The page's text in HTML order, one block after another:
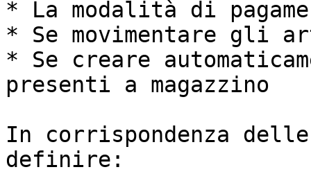
* La modalità di
* Se movimentare gli
* Se creare
presenti a magazzino
In corrispondenza
definire: